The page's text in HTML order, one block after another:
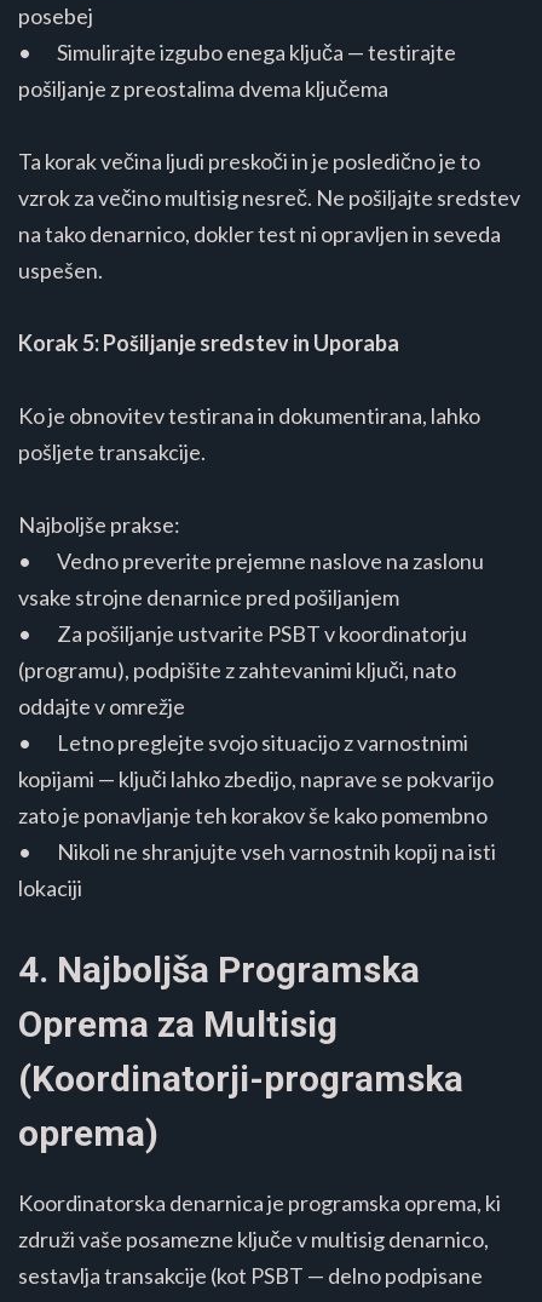
posebej
• Simulirajte izgubo enega ključa — testirajte
pošiljanje z preostalima dvema ključema
Ta korak večina ljudi preskoči in je posledično je to
vzrok za večino multisig nesreč. Ne pošiljajte sredstev
na tako denarnico, dokler test ni opravljen in seveda
uspešen.
Korak 5: Pošiljanje sredstev in Uporaba
Ko je obnovitev testirana in dokumentirana, lahko
pošljete transakcije.
Najboljše prakse:
• Vedno preverite prejemne naslove na zaslonu
vsake strojne denarnice pred pošiljanjem
• Za pošiljanje ustvarite PSBT v koordinatorju
(programu), podpišite z zahtevanimi ključi, nato
oddajte v omrežje
• Letno preglejte svojo situacijo z varnostnimi
kopijami — ključi lahko zbedijo, naprave se pokvarijo
zato je ponavljanje teh korakov še kako pomembno
• Nikoli ne shranjujte vseh varnostnih kopij na isti
lokaciji
4. Najboljša Programska
Oprema za Multisig
(Koordinatorji-programska
oprema)
Koordinatorska denarnica je programska oprema, ki
združi vaše posamezne ključe v multisig denarnico,
sestavlja transakcije (kot PSBT — delno podpisane